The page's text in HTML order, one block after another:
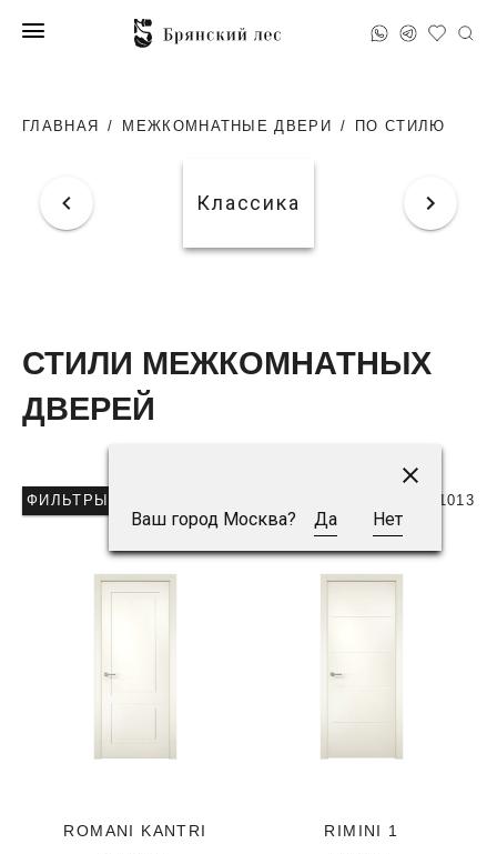
Ваш город Москва? Да Нет
ГЛАВНАЯ / МЕЖКОМНАТНЫЕ ДВЕРИ / ПО СТИЛЮ
Классика
СТИЛИ МЕЖКОМНАТНЫХ
ДВЕРЕЙ
ФИЛЬТРЫ ВСЕГО ДВЕРЕЙ: 1013
ROMANI KANTRI
RIMINI 1